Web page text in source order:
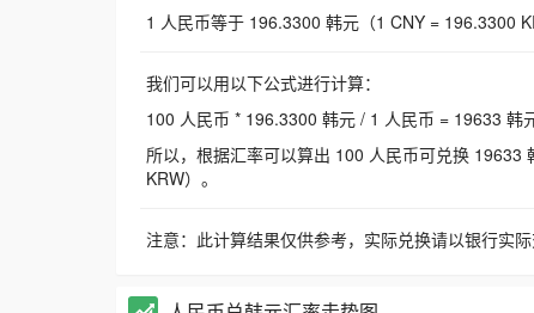
1 人民币等于 196.3300 韩元（1 CNY = 196.3300
我们可以用以下公式进行计算：
100 人民币 * 196.3300 韩元 / 1 人民币 = 19633 韩
所以，根据汇率可以算出 100 人民币可兑换
KRW）。
注意：此计算结果仅供参考，实际兑换请以银行实际